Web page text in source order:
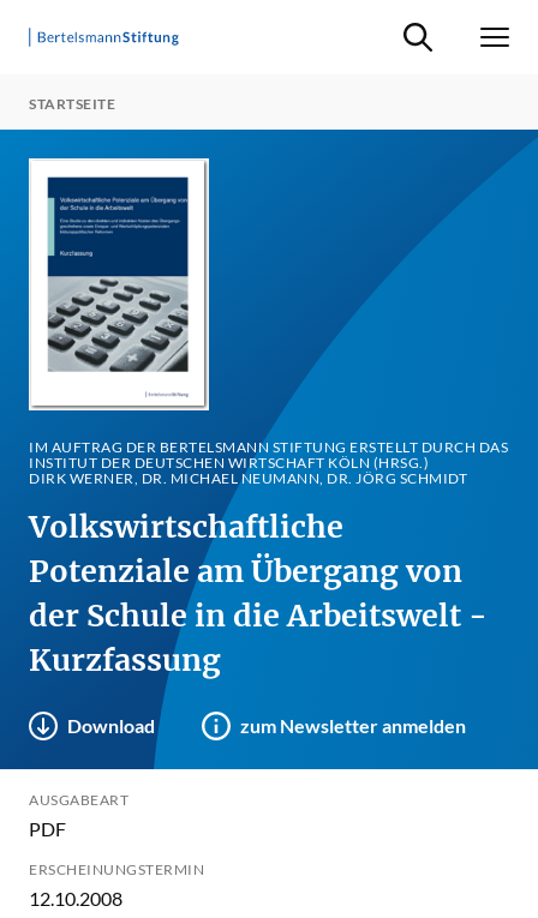
Suche ein-/
STARTSEITE
IM AUFTRAG DER BERTELSMANN STIFTUNG ERSTELLT DURCH DAS
INSTITUT DER DEUTSCHEN WIRTSCHAFT KÖLN (HRSG.)
DIRK WERNER, DR. MICHAEL NEUMANN, DR. JÖRG SCHMIDT
Volkswirtschaftliche
Potenziale am Übergang von
der Schule in die Arbeitswelt -
Kurzfassung
Download zum Newsletter anmelden
AUSGABEART
PDF
ERSCHEINUNGSTERMIN
12.10.2008